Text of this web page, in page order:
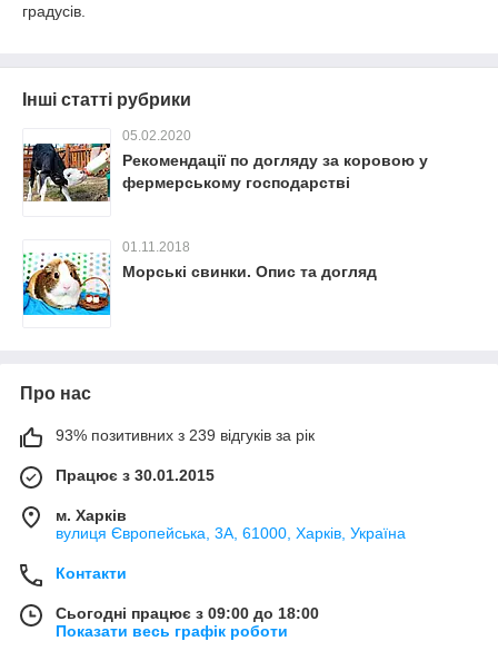
градусів.
Інші статті рубрики
05.02.2020
Рекомендації по догляду за коровою у
фермерському господарстві
01.11.2018
Морські свинки. Опис та догляд
Про нас
93% позитивних з 239 відгуків за рік
Працює з 30.01.2015
м. Харків
вулиця Європейська, 3А, 61000, Харків, Україна
Контакти
Сьогодні працює з 09:00 до 18:00
Показати весь графік роботи